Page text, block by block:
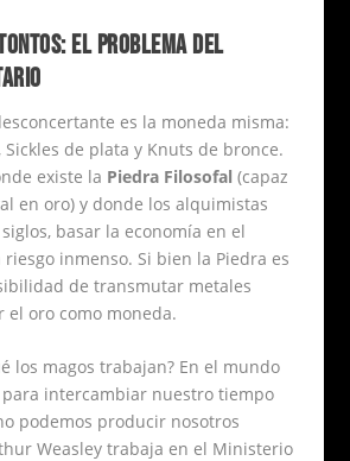
EL PROBLEMA DEL
es la moneda misma:
Sickles de plata y Knuts de bronce.
existe la Piedra Filosofal (capaz
en oro) y donde los alquimistas
basar la economía en el
inmenso. Si bien la Piedra es
de transmutar metales
el oro como moneda.
los magos trabajan? En el mundo
intercambiar nuestro tiempo
podemos producir nosotros
Weasley trabaja en el Ministerio